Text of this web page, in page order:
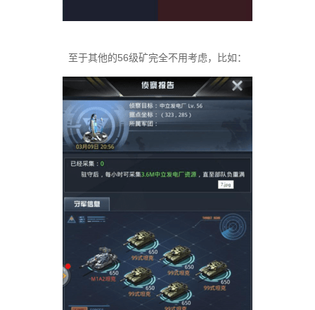
至于其他的56级矿完全不用考虑，比如：